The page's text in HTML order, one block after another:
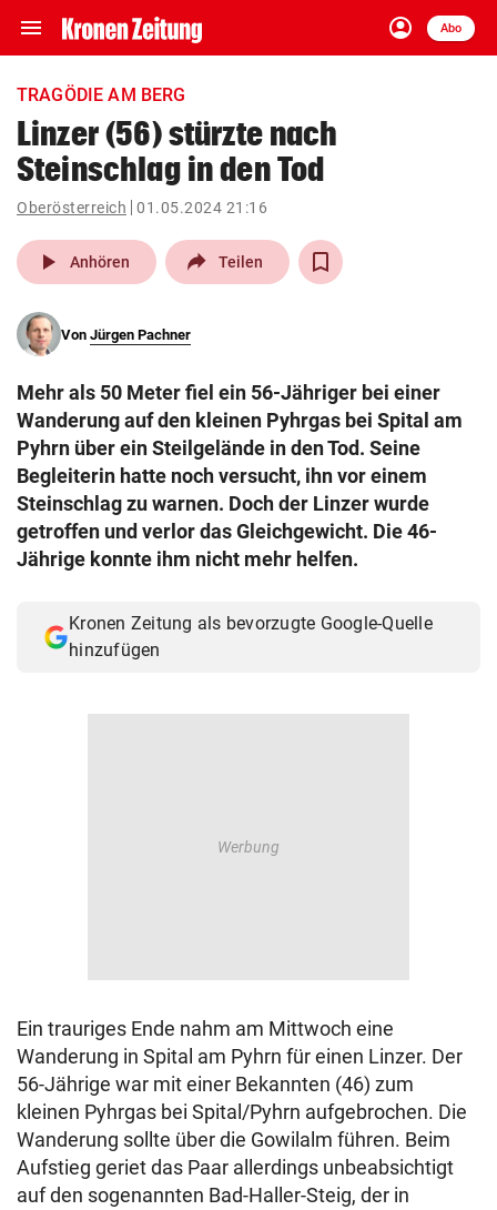
menu Navigation
ein-/ausklappen
account_circle
Anmelden
Abo
close Schließen
account_circle Anmelden
pin_drop
Wien arrow_right
search
eingeben
© Krone Multimedia GmbH & Co KG 2026
Muthgasse 2, 1190 Wien
TRAGÖDIE AM BERG
Linzer (56) stürzte nach
Steinschlag in den Tod
Oberösterreich 01.05.2024 21:16
play_arrow Anhören Teilen
Von Jürgen Pachner
Mehr als 50 Meter fiel ein 56-Jähriger bei einer
Wanderung auf den kleinen Pyhrgas bei Spital am
Pyhrn über ein Steilgelände in den Tod. Seine
Begleiterin hatte noch versucht, ihn vor einem
Steinschlag zu warnen. Doch der Linzer wurde
getroffen und verlor das Gleichgewicht. Die 46-
Jährige konnte ihm nicht mehr helfen.
Kronen Zeitung als bevorzugte Google-Quelle
hinzufügen
Ein trauriges Ende nahm am Mittwoch eine
Wanderung in Spital am Pyhrn für einen Linzer. Der
56-Jährige war mit einer Bekannten (46) zum
kleinen Pyhrgas bei Spital/Pyhrn aufgebrochen. Die
Wanderung sollte über die Gowilalm führen. Beim
Aufstieg geriet das Paar allerdings unbeabsichtigt
auf den sogenannten Bad-Haller-Steig, der in